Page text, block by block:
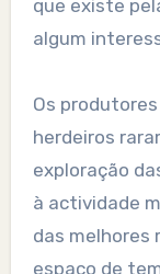
que existe
algum
Os
herdeiros
exploração
à actividade
das melhores
espaço de